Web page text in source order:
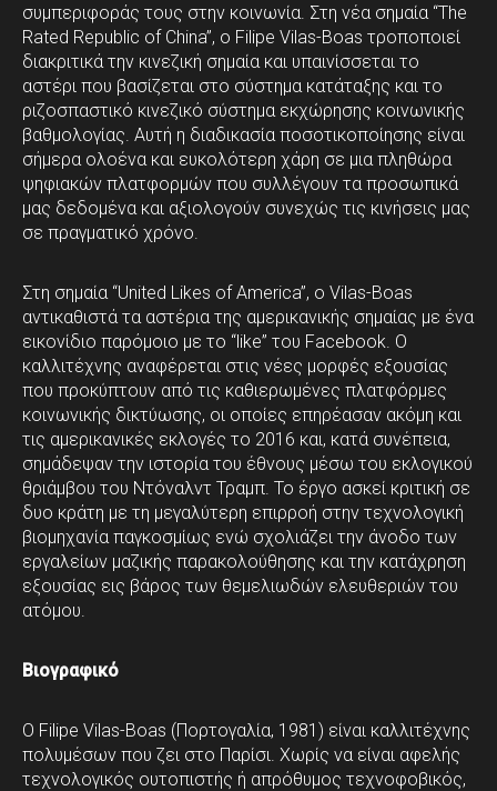
συμπεριφοράς τους στην κοινωνία. Στη νέα σημαία “The
Rated Republic of China”, ο Filipe Vilas-Boas τροποποιεί
διακριτικά την κινεζική σημαία και υπαινίσσεται το
αστέρι που βασίζεται στο σύστημα κατάταξης και το
ριζοσπαστικό κινεζικό σύστημα εκχώρησης κοινωνικής
βαθμολογίας. Αυτή η διαδικασία ποσοτικοποίησης είναι
σήμερα ολοένα και ευκολότερη χάρη σε μια πληθώρα
ψηφιακών πλατφορμών που συλλέγουν τα προσωπικά
μας δεδομένα και αξιολογούν συνεχώς τις κινήσεις μας
σε πραγματικό χρόνο.
Στη σημαία “United Likes of America”, ο Vilas-Boas
αντικαθιστά τα αστέρια της αμερικανικής σημαίας με ένα
εικονίδιο παρόμοιο με το “like” του Facebook. Ο
καλλιτέχνης αναφέρεται στις νέες μορφές εξουσίας
που προκύπτουν από τις καθιερωμένες πλατφόρμες
κοινωνικής δικτύωσης, οι οποίες επηρέασαν ακόμη και
τις αμερικανικές εκλογές το 2016 και, κατά συνέπεια,
σημάδεψαν την ιστορία του έθνους μέσω του εκλογικού
θριάμβου του Ντόναλντ Τραμπ. Το έργο ασκεί κριτική σε
δυο κράτη με τη μεγαλύτερη επιρροή στην τεχνολογική
βιομηχανία παγκοσμίως ενώ σχολιάζει την άνοδο των
εργαλείων μαζικής παρακολούθησης και την κατάχρηση
εξουσίας εις βάρος των θεμελιωδών ελευθεριών του
ατόμου.
Βιογραφικό
Ο Filipe Vilas-Boas (Πορτογαλία, 1981) είναι καλλιτέχνης
πολυμέσων που ζει στο Παρίσι. Χωρίς να είναι αφελής
τεχνολογικός ουτοπιστής ή απρόθυμος τεχνοφοβικός,